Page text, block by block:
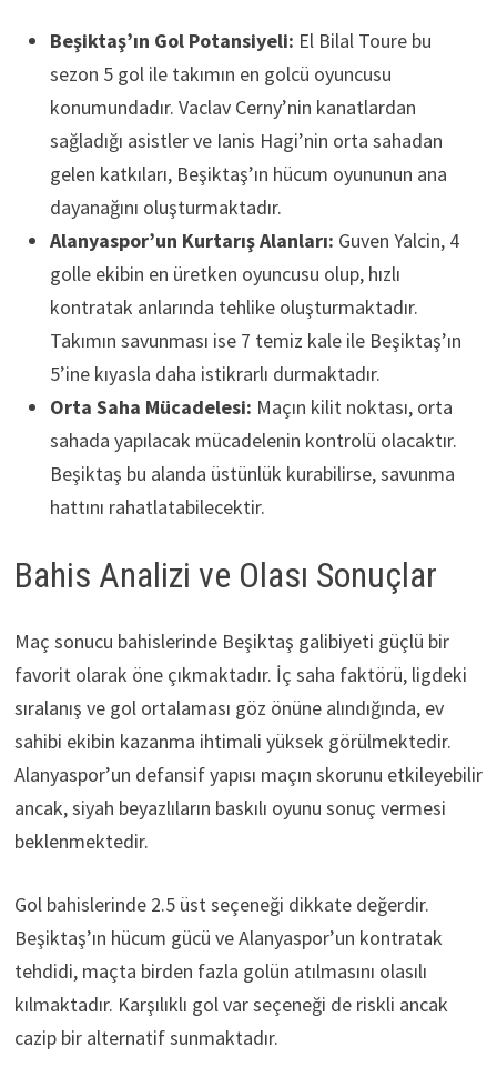
Beşiktaş’ın Gol Potansiyeli: El Bilal Toure bu
sezon 5 gol ile takımın en golcü oyuncusu
konumundadır. Vaclav Cerny’nin kanatlardan
sağladığı asistler ve Ianis Hagi’nin orta sahadan
gelen katkıları, Beşiktaş’ın hücum oyununun ana
dayanağını oluşturmaktadır.
Alanyaspor’un Kurtarış Alanları: Guven Yalcin, 4
golle ekibin en üretken oyuncusu olup, hızlı
kontratak anlarında tehlike oluşturmaktadır.
Takımın savunması ise 7 temiz kale ile Beşiktaş’ın
5’ine kıyasla daha istikrarlı durmaktadır.
Orta Saha Mücadelesi: Maçın kilit noktası, orta
sahada yapılacak mücadelenin kontrolü olacaktır.
Beşiktaş bu alanda üstünlük kurabilirse, savunma
hattını rahatlatabilecektir.
Bahis Analizi ve Olası Sonuçlar
Maç sonucu bahislerinde Beşiktaş galibiyeti güçlü bir
favorit olarak öne çıkmaktadır. İç saha faktörü, ligdeki
sıralanış ve gol ortalaması göz önüne alındığında, ev
sahibi ekibin kazanma ihtimali yüksek görülmektedir.
Alanyaspor’un defansif yapısı maçın skorunu etkileyebilir
ancak, siyah beyazlıların baskılı oyunu sonuç vermesi
beklenmektedir.
Gol bahislerinde 2.5 üst seçeneği dikkate değerdir.
Beşiktaş’ın hücum gücü ve Alanyaspor’un kontratak
tehdidi, maçta birden fazla golün atılmasını olasılı
kılmaktadır. Karşılıklı gol var seçeneği de riskli ancak
cazip bir alternatif sunmaktadır.